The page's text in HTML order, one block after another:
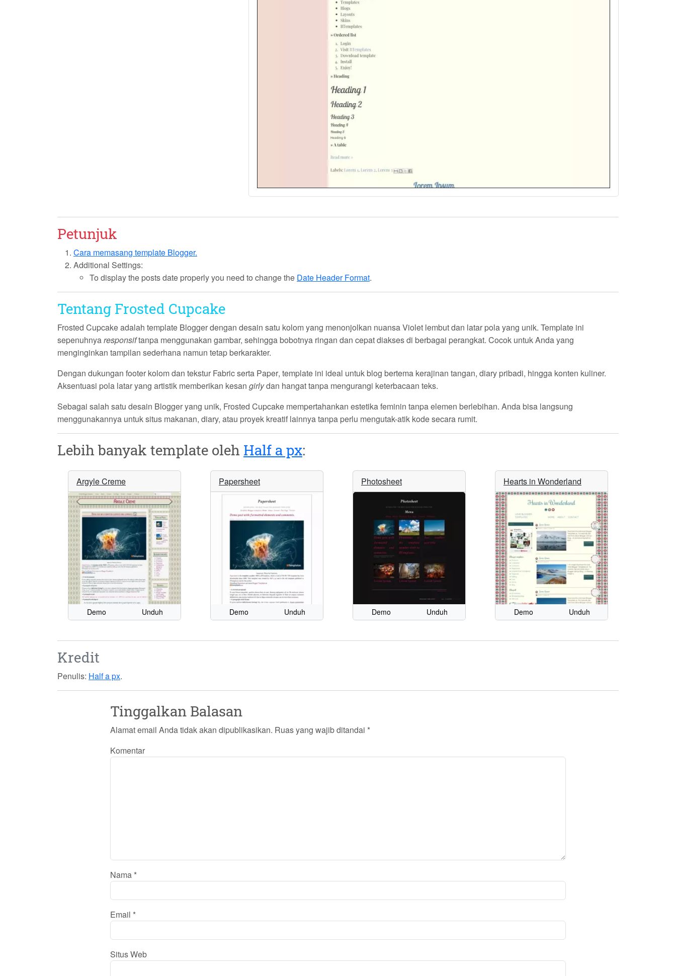
Petunjuk
Cara memasang template Blogger.
Additional Settings:
To display the posts date properly you need to change the Date Header Format.
Tentang Frosted Cupcake
Frosted Cupcakeadalah template Blogger dengan desain satu kolom yang menonjolkan nuansaViolet lembut dan latar pola yang unik. Template ini
sepenuhnyaresponsiftanpa menggunakan gambar, sehingga bobotnya ringan dan cepat diakses di berbagai perangkat. Cocok untuk Anda yang
menginginkan tampilan sederhana namun tetap berkarakter.
Dengan dukungan footer kolom dan tekstur Fabricserta Paper, template ini ideal untuk blog bertema kerajinan tangan, diary pribadi, hingga konten kuliner.
Aksentuasi pola latar yang artistik memberikan kesan girlydan hangat tanpa mengurangi keterbacaan teks.
Sebagai salah satu desain Blogger yang unik, Frosted Cupcake mempertahankan estetika feminin tanpa elemen berlebihan. Anda bisa langsung
menggunakannya untuk situs makanan, diary, atau proyek kreatif lainnya tanpa perlu mengutak-atik kode secara rumit.
Lebih banyak template oleh Half a px:
Argyle Creme
Demo Unduh
Papersheet
Demo Unduh
Photosheet
Demo Unduh
Hearts in Wonderland
Demo Unduh
Kredit
Penulis: Half a px.
Tinggalkan Balasan
Alamat email Anda tidak akan dipublikasikan. Ruas yang wajib ditandai *
Komentar
Nama *
Email *
Situs Web